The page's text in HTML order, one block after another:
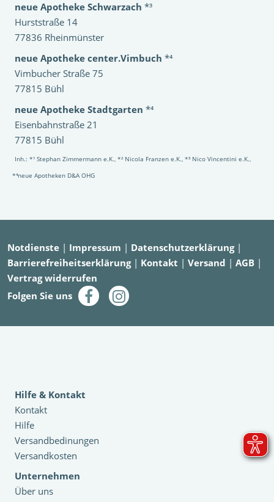
neue Apotheke Schwarzach *³
Hurststraße 14
77836 Rheinmünster
neue Apotheke center.Vimbuch *⁴
Vimbucher Straße 75
77815 Bühl
neue Apotheke Stadtgarten *⁴
Eisenbahnstraße 21
77815 Bühl
Inh.: *¹ Stephan Zimmermann e.K., *² Nicola Franzen e.K., *³ Nico Vincentini e.K.,
*⁴neue Apotheken D&A OHG
Notdienste | Impressum | Datenschutzerklärung|
Barrierefreiheitserklärung| Kontakt | Versand | AGB |
Vertrag widerrufen
Folgen Sie uns
Hilfe & Kontakt
Kontakt
Hilfe
Versandbedinungen
Versandkosten
Unternehmen
Über uns